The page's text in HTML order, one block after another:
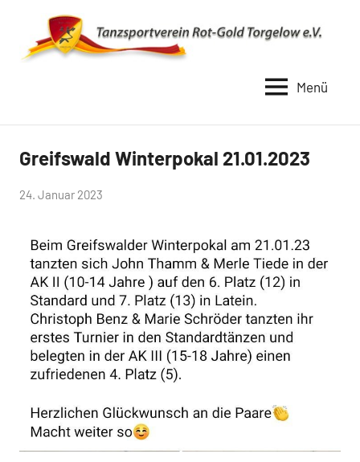
springen
Rot
Gold
1990
Menü
Uncategorized
Greifswald Winterpokal 21.01.2023
von
Schwarz-
Stollhoff
24. Januar 2023